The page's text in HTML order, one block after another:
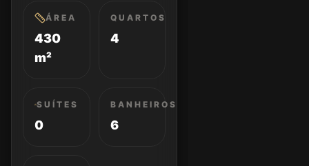
ÁREA
430
m²
QUARTOS
4
SUÍTES
0
BANHEIROS
6